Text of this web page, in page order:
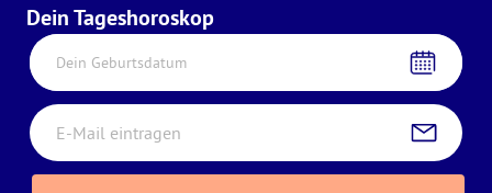
Dein Tageshoroskop
Dein Geburtsdatum